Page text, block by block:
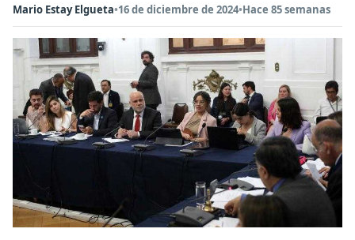
Mario Estay Elgueta•16 de diciembre de 2024•Hace 85 semanas